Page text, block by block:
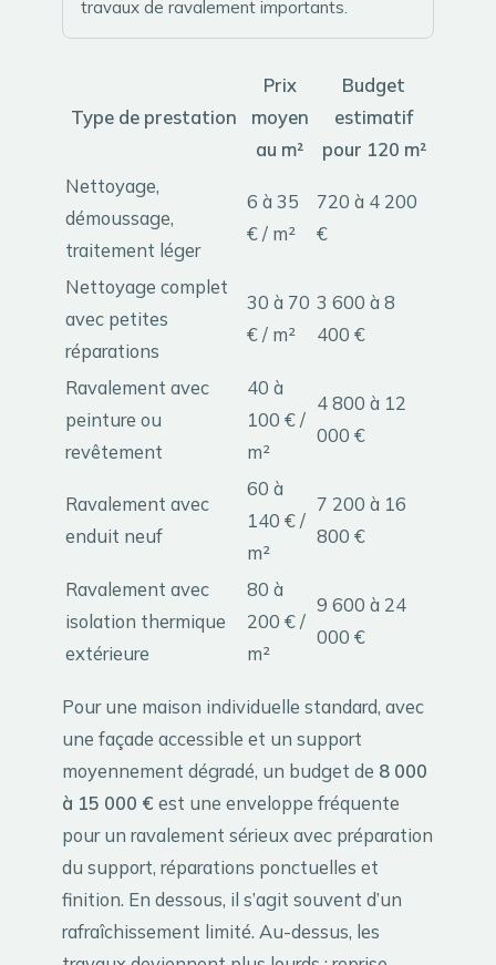
travaux de ravalement importants.
Type de prestation
Prix
moyen
au m²
Budget
estimatif
pour 120 m²
Nettoyage,
démoussage,
traitement léger
6 à 35
€ / m²
720 à 4 200
€
Nettoyage complet
avec petites
réparations
30 à 70
€ / m²
3 600 à 8
400 €
Ravalement avec
peinture ou
revêtement
40 à
100 € /
m²
4 800 à 12
000 €
Ravalement avec
enduit neuf
60 à
140 € /
m²
7 200 à 16
800 €
Ravalement avec
isolation thermique
extérieure
80 à
200 € /
m²
9 600 à 24
000 €
Pour une maison individuelle standard, avec
une façade accessible et un support
moyennement dégradé, un budget de 8 000
à 15 000 € est une enveloppe fréquente
pour un ravalement sérieux avec préparation
du support, réparations ponctuelles et
finition. En dessous, il s’agit souvent d’un
rafraîchissement limité. Au-dessus, les